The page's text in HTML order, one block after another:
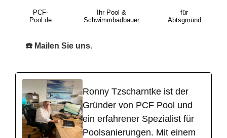
PCF-
Pool.de
Ihr Pool &
Schwimmbadbauer
für
Abtsgmünd
☎️ Mailen Sie uns.
Ronny Tzscharntke ist der
Gründer von PCF Pool und
ein erfahrener Spezialist für
Poolsanierungen. Mit einem